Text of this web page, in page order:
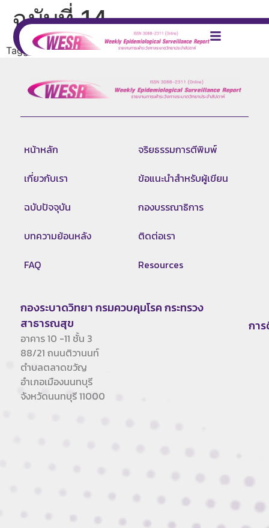
ฉบับที่ 14
Tagged2023
หน้าหลัก
เกี่ยวกับเรา
ฉบับปัจจุบัน
บทความย้อนหลัง
FAQ
จริยธรรมการตีพิมพ์
ข้อแนะนำสำหรับผู้เขียน
กองบรรณาธิการ
ติดต่อเรา
Resources
กองระบาดวิทยา กรมควบคุมโรค กระทรวง
สาธารณสุข
อาคาร 10 -11 ชั้น 3
88/21 ถนนติวานนท์
ตำบลตลาดขวัญ
อำเภอเมืองนนทบุรี
จังหวัดนนทบุรี 11000
กา